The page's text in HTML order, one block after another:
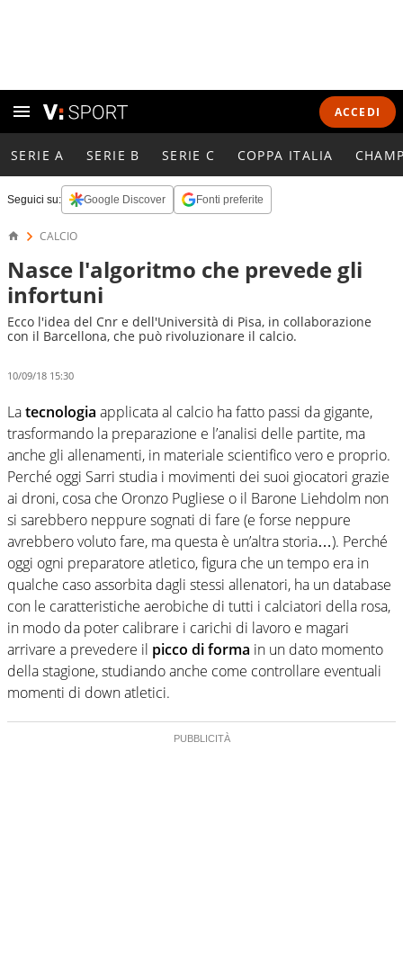
ACCEDI
SERIE A SERIE B SERIE C COPPA ITALIA
Seguici su: Google Discover Fonti preferite
CALCIO
Nasce l'algoritmo che prevede gli
infortuni
Ecco l'idea del Cnr e dell'Università di Pisa, in collaborazione
con il Barcellona, che può rivoluzionare il calcio.
10/09/18 15:30
Latecnologia applicata al calcio ha fatto passi da gigante,
trasformando la preparazione e l’analisi delle partite, ma
anche gli allenamenti, in materiale scientifico vero e proprio.
Perché oggi Sarri studia i movimenti dei suoi giocatori grazie
ai droni, cosa che Oronzo Pugliese o il Barone Liehdolm non
si sarebbero neppure sognati di fare (e forse neppure
avrebbero voluto fare, ma questa è un’altra storia…). Perché
oggi ogni preparatore atletico, figura che un tempo era in
qualche caso assorbita dagli stessi allenatori, ha un database
con le caratteristiche aerobiche di tutti i calciatori della rosa,
in modo da poter calibrare i carichi di lavoro e magari
arrivare a prevedere il picco di forma in un dato momento
della stagione, studiando anche come controllare eventuali
momenti di down atletici.